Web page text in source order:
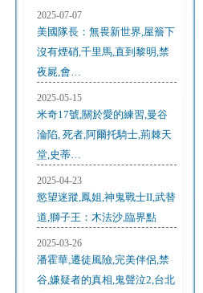
2025-07-07
美國隊長：無畏新世界,屋簷下
沒有煙硝,千里馬,直到黎明,禁
夜屍,會…
2025-05-15
米奇17號,關於愛的練習,曼谷
淪陷, 死者,阿爾托騎士,荊棘天
堂,史蒂…
2025-04-23
慾望迷蹤,鳳姐,神鬼戰士II,武替
道,獅子王：木法沙,臨界點
2025-03-26
潘霍華,遷徒風險,完美伴侶,禁
谷,嫌疑者的真相,鬼聲泣2,台北